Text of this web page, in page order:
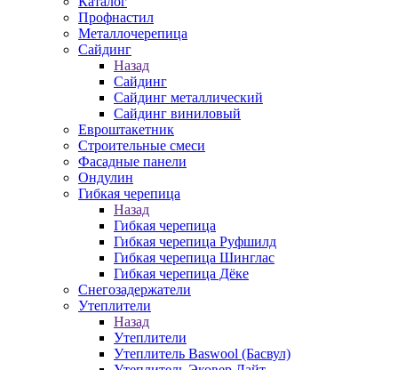
Профнастил
Металлочерепица
Сайдинг
Назад
Сайдинг
Сайдинг металлический
Сайдинг виниловый
Евроштакетник
Строительные смеси
Фасадные панели
Ондулин
Гибкая черепица
Назад
Гибкая черепица
Гибкая черепица Руфшилд
Гибкая черепица Шинглас
Гибкая черепица Дёке
Снегозадержатели
Утеплители
Назад
Утеплители
Утеплитель Baswool (Басвул)